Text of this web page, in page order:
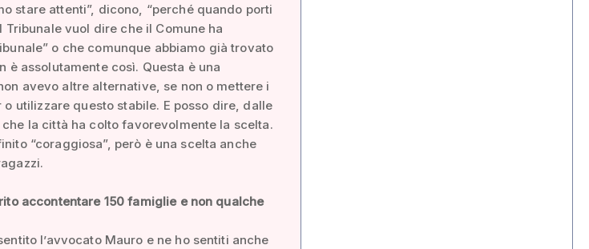
stare attenti”, dicono, “perché quando porti
vuol dire che il Comune ha
o che comunque abbiamo già trovato
è assolutamente così. Questa è una
avevo altre alternative, se non o mettere i
utilizzare questo stabile. E posso dire, dalle
la città ha colto favorevolmente la scelta.
“coraggiosa”, però è una scelta anche
accontentare 150 famiglie e non qualche
l’avvocato Mauro e ne ho sentiti anche